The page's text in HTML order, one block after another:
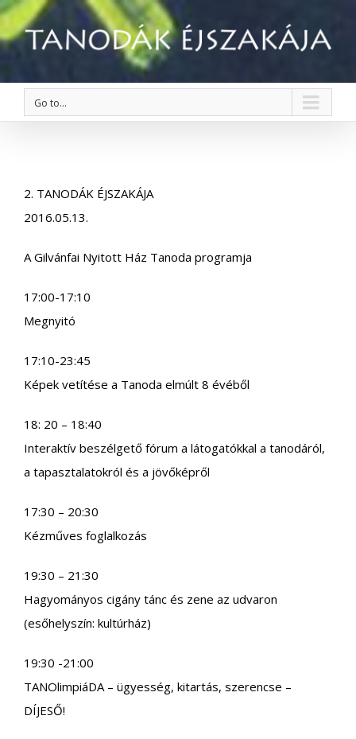
Go to...
2. TANODÁK ÉJSZAKÁJA
2016.05.13.
A Gilvánfai Nyitott Ház Tanoda programja
17:00-17:10
Megnyitó
17:10-23:45
Képek vetítése a Tanoda elmúlt 8 évéből
18: 20 – 18:40
Interaktív beszélgető fórum a látogatókkal a tanodáról,
a tapasztalatokról és a jövőképről
17:30 – 20:30
Kézműves foglalkozás
19:30 – 21:30
Hagyományos cigány tánc és zene az udvaron
(esőhelyszín: kultúrház)
19:30 -21:00
TANOlimpiáDA – ügyesség, kitartás, szerencse –
DÍJESŐ!